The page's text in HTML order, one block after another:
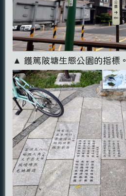
▲ 鑊篤陂塘生態公園的指標。